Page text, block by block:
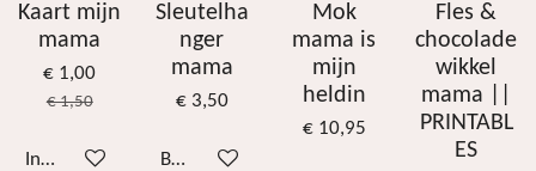
Kaart mijn
mama
€ 1,00
€ 1,50
In winkelwagen
Sleutelha
nger
mama
€ 3,50
Bekijk details
Mok
mama is
mijn
heldin
€ 10,95
Fles &
chocolade
wikkel
mama ||
PRINTABL
ES